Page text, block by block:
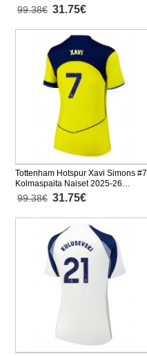
2025-26 Lyhythihainen
99.38€ 31.75€
Tottenham Hotspur Xavi Simons #7
Kolmaspaita Naiset 2025-26
Lyhythihainen
99.38€ 31.75€